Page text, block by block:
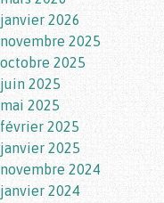
janvier 2026
novembre 2025
octobre 2025
juin 2025
mai 2025
février 2025
janvier 2025
novembre 2024
janvier 2024